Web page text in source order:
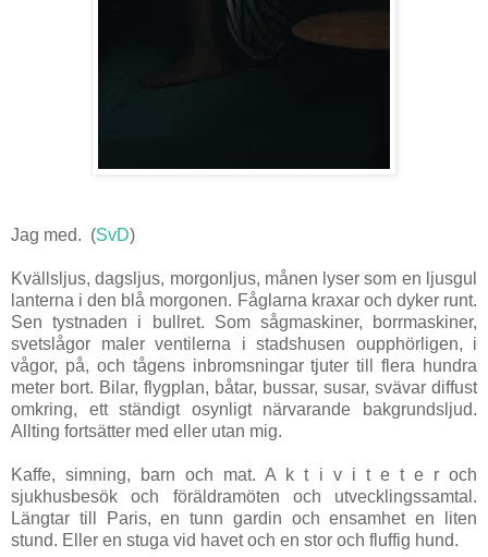
Jag med. (SvD)
Kvällsljus, dagsljus, morgonljus, månen lyser som en ljusgul
lanterna i den blå morgonen. Fåglarna kraxar och dyker runt.
Sen tystnaden i bullret. Som sågmaskiner, borrmaskiner,
svetslågor maler ventilerna i stadshusen oupphörligen, i
vågor, på, och tågens inbromsningar tjuter till flera hundra
meter bort. Bilar, flygplan, båtar, bussar, susar, svävar diffust
omkring, ett ständigt osynligt närvarande bakgrundsljud.
Allting fortsätter med eller utan mig.
Kaffe, simning, barn och mat. A k t i v i t e t e r och
sjukhusbesök och föräldramöten och utvecklingssamtal.
Längtar till Paris, en tunn gardin och ensamhet en liten
stund. Eller en stuga vid havet och en stor och fluffig hund.